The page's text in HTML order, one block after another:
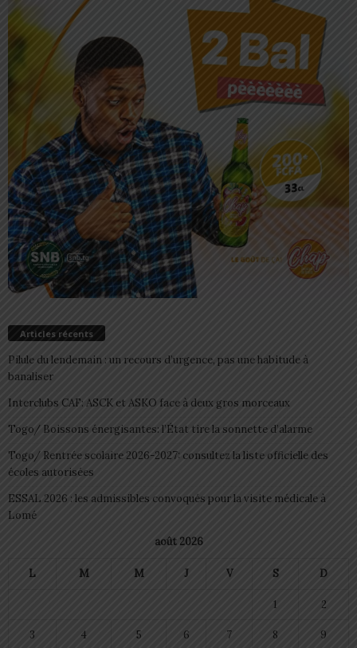
Articles récents
Pilule du lendemain : un recours d’urgence, pas une habitude à
banaliser
Interclubs CAF: ASCK et ASKO face à deux gros morceaux
Togo/ Boissons énergisantes: l’État tire la sonnette d’alarme
Togo/ Rentrée scolaire 2026-2027: consultez la liste officielle des
écoles autorisées
ESSAL 2026 : les admissibles convoqués pour la visite médicale à
Lomé
août 2026
L M M J V S D
1 2
3 4 5 6 7 8 9